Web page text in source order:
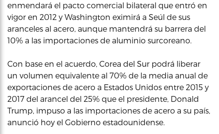
enmendará el pacto comercial bilateral que entró en
vigor en 2012 y Washington eximirá a Seúl de sus
aranceles al acero, aunque mantendrá su barrera del
10% a las importaciones de aluminio surcoreano.
Con base en el acuerdo, Corea del Sur podrá liberar
un volumen equivalente al 70% de la media anual de
exportaciones de acero a Estados Unidos entre 2015 y
2017 del arancel del 25% que el presidente, Donald
Trump, impuso a las importaciones de acero a su país,
anunció hoy el Gobierno estadounidense.